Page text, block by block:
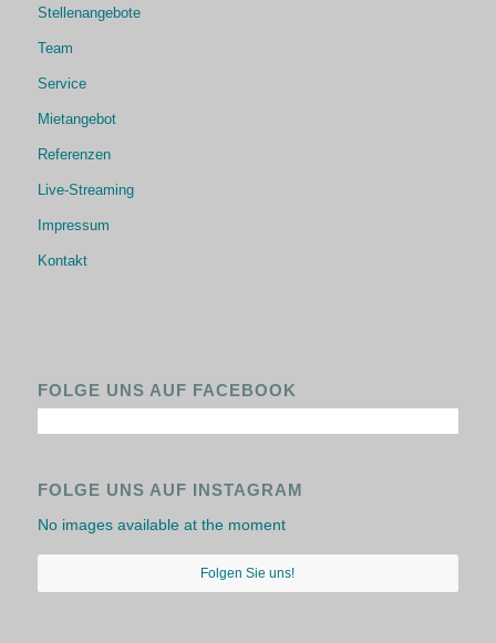
Stellenangebote
Team
Service
Mietangebot
Referenzen
Live-Streaming
Impressum
Kontakt
FOLGE UNS AUF FACEBOOK
FOLGE UNS AUF INSTAGRAM
No images available at the moment
Folgen Sie uns!